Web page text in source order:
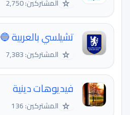
☆ المشتركين: 2,750
تشيلسي بالعربية 🔵
☆ المشتركين: 7,383
فيديوهات دينية
☆ المشتركين: 136